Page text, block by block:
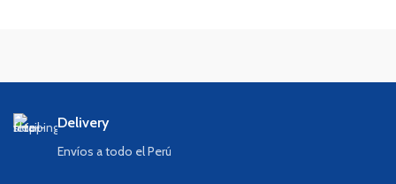
Delivery
Envíos a todo el Perú